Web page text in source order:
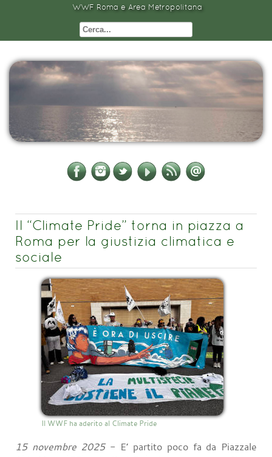
WWF Roma e Area Metropolitana
Il “Climate Pride” torna in piazza a
Roma per la giustizia climatica e
sociale
Il WWF ha aderito al Climate Pride
15 novembre 2025- E’ partito poco fa da Piazzale